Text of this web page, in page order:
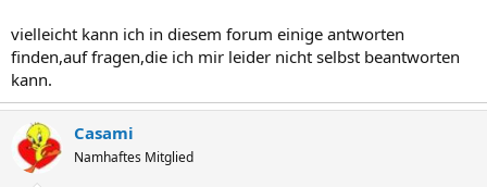
vielleicht kann ich in diesem forum einige antworten
finden,auf fragen,die ich mir leider nicht selbst beantworten
kann.
Casami
Namhaftes Mitglied